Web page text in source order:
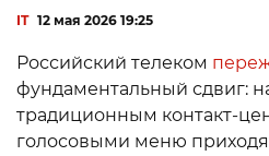
IT 12 мая 2026 19:25
Российский телеком
фундаментальный сдвиг:
традиционным контакт-
голосовыми меню